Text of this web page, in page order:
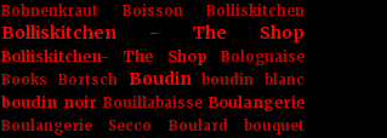
Bohnenkraut Boisson Bolliskitchen
Bolliskitchen - The Shop
Bolliskitchen- The Shop
Bolognaise
Books
Bortsch Boudin boudin blanc
boudin noir Bouillabaisse Boulangerie
Boulangerie Secco Boulard bouquet